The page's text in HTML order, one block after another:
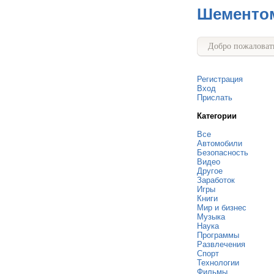
Добро
Регистрация
Вход
Прислать
Категории
Все
Автомобили
Безопасность
Видео
Другое
Заработок
Игры
Книги
Мир и бизнес
Музыка
Наука
Программы
Развлечения
Спорт
Технологии
Фильмы